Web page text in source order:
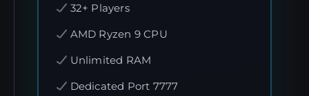
32+ Players
AMD Ryzen 9 CPU
Unlimited RAM
Dedicated Port 7777